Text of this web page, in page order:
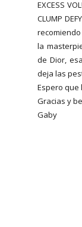
EXCESS
CLUMP
la
de Dior,
deja las
Espero que
Gracias y
Gaby